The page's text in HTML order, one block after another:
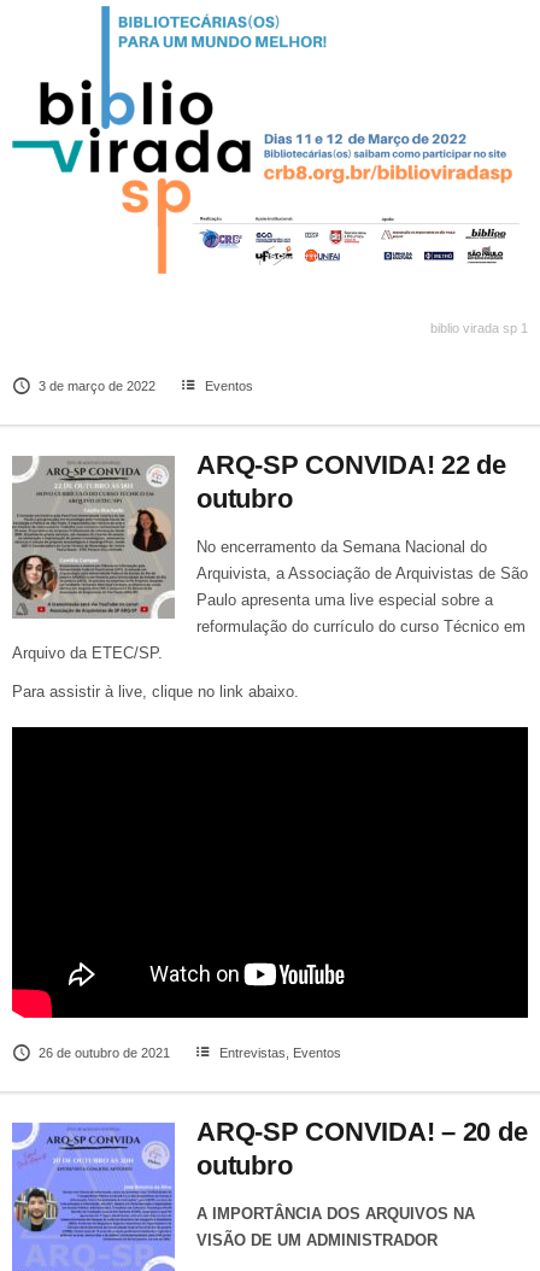
biblio virada sp 1
3 de março de 2022 Eventos
ARQ-SP CONVIDA! 22 de
outubro
No encerramento da Semana Nacional do
Arquivista, a Associação de Arquivistas de São
Paulo apresenta uma live especial sobre a
reformulação do currículo do curso Técnico em
Arquivo da ETEC/SP.
Para assistir à live, clique no link abaixo.
26 de outubro de 2021 Entrevistas Eventos
ARQ-SP CONVIDA! – 20 de
outubro
A IMPORTÂNCIA DOS ARQUIVOS NA
VISÃO DE UM ADMINISTRADOR